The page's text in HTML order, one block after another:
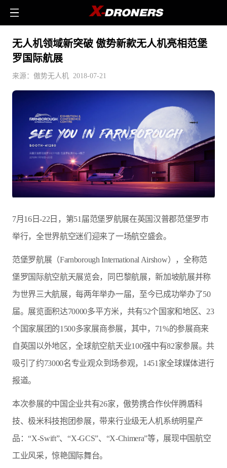
无人机领域新突破 傲势新款无人机亮相范堡
罗国际航展
来源：傲势无人机 2018-07-21
7月16日-22日，第51届范堡罗航展在英国汉普郡范堡罗市
举行，全世界航空迷们迎来了一场航空盛会。
范堡罗航展（Farnborough International Airshow），全称范
堡罗国际航空航天展览会，同巴黎航展，新加坡航展并称
为世界三大航展，每两年举办一届，至今已成功举办了50
届。展览面积达70000多平方米，共有52个国家和地区、23
个国家展团的1500多家展商参展，其中，71%的参展商来
自英国以外地区，全球航空航天业100强中有82家参展。共
吸引了约73000名专业观众到场参观，1451家全球媒体进行
报道。
本次参展的中国企业共有26家，傲势携合作伙伴腾盾科
技、极米科技抱团参展，带来行业级无人机系统明星产
品：“X-Swift”、“X-GCS”、“X-Chimera”等，展现中国航空
工业风采，惊艳国际舞台。